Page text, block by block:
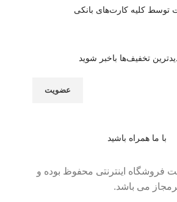
توسط کلیه کارت‌های بانکی
تخفیف‌ها باخبر شوید
با ما همراه باشید
فروشگاه اینترنتی محفوظ بوده و
می باشد.